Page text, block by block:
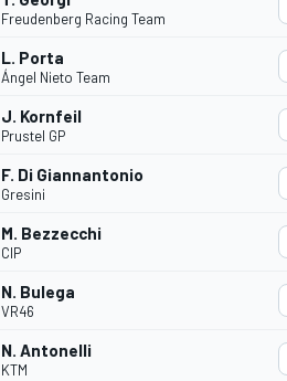
Freudenberg Racing Team
L. Porta
Ángel Nieto Team
J. Kornfeil
Prustel GP
F. Di Giannantonio
Gresini
M. Bezzecchi
CIP
N. Bulega
VR46
N. Antonelli
KTM